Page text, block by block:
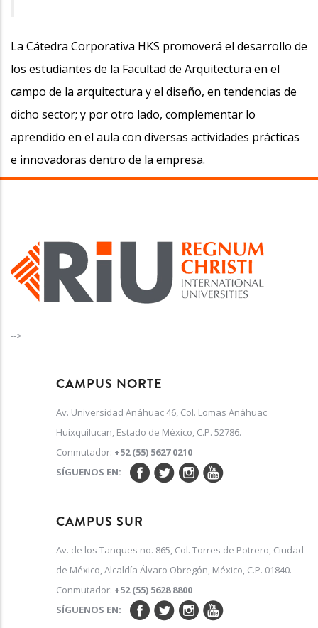
La Cátedra Corporativa HKS promoverá el desarrollo de
los estudiantes de la Facultad de Arquitectura en el
campo de la arquitectura y el diseño, en tendencias de
dicho sector; y por otro lado, complementar lo
aprendido en el aula con diversas actividades prácticas
e innovadoras dentro de la empresa.
-->
CAMPUS NORTE
Av. Universidad Anáhuac 46, Col. Lomas Anáhuac
Huixquilucan, Estado de México, C.P. 52786.
Conmutador: +52 (55) 5627 0210
SÍGUENOS EN:
CAMPUS SUR
Av. de los Tanques no. 865, Col. Torres de Potrero, Ciudad
de México, Alcaldía Álvaro Obregón, México, C.P. 01840.
Conmutador: +52 (55) 5628 8800
SÍGUENOS EN: